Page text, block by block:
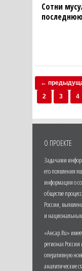
Сотни
←
2
3 4
О ПРОЕКТЕ
Задачами
его появления
информации о
обществе
России,
и
«Ансар.Ru»
регионах
оперативную
аналитические